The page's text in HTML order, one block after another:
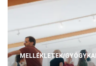
MELLÉKLETEK/